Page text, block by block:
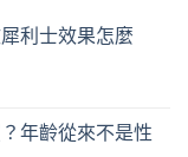
利士效果怎麼
年齡從來不是性